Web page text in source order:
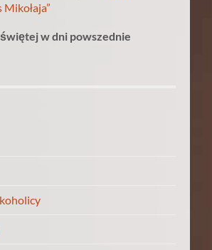
Mikołaja”
w dni powszednie